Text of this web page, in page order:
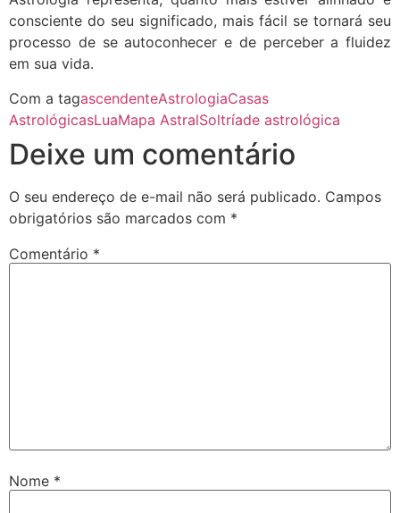
consciente do seu significado, mais fácil se tornará seu
processo de se autoconhecer e de perceber a fluidez
em sua vida.
Com a tagascendenteAstrologiaCasas
AstrológicasLuaMapa AstralSoltríade astrológica
Deixe um comentário
O seu endereço de e-mail não será publicado. Campos
obrigatórios são marcados com *
Comentário *
Nome *